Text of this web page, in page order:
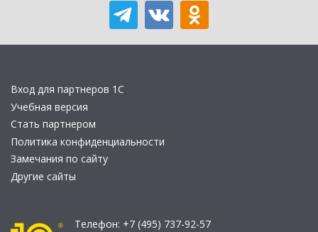
Вход для партнеров 1С
Учебная версия
Стать партнером
Политика конфиденциальности
Замечания по сайту
Другие сайты
Телефон: +7 (495) 737-92-57